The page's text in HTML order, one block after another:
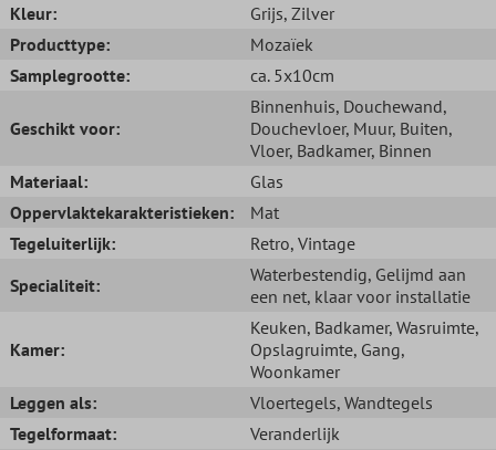
Kleur: Grijs, Zilver
Producttype:
Mozaïek
Samplegrootte:
ca. 5x10cm
Geschikt voor:
Binnenhuis, Douchewand,
Douchevloer, Muur, Buiten,
Vloer, Badkamer, Binnen
Materiaal:
Glas
Oppervlaktekarakteristieken:
Mat
Tegeluiterlijk:
Retro, Vintage
Specialiteit:
Waterbestendig, Gelijmd aan
een net, klaar voor installatie
Kamer:
Keuken, Badkamer, Wasruimte,
Opslagruimte, Gang,
Woonkamer
Leggen als:
Vloertegels, Wandtegels
Tegelformaat:
Veranderlijk